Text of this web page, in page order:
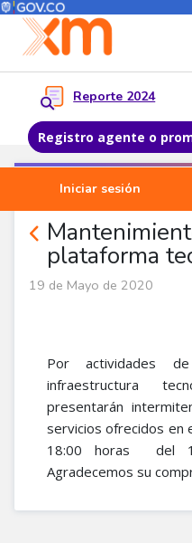
Pasar al contenido principal
Menú del Usuario
Reporte 2024
Registro agente o
Iniciar sesión
plataforma
Noticias Agentes
19 de Mayo de 2020
Por actividades
infraestructura
presentarán
servicios ofrecidos en
18:00 horas del
Agradecemos su